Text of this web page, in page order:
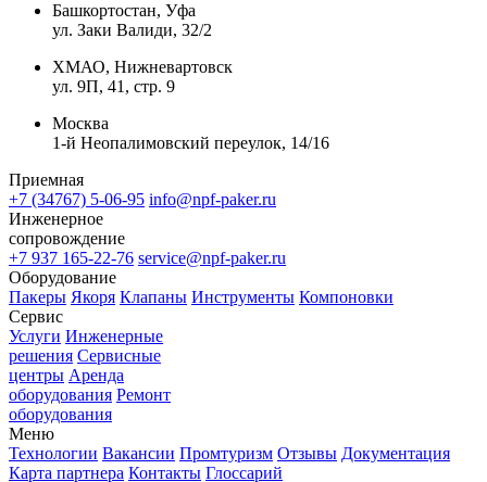
Башкортостан, Уфа
ул. Заки Валиди, 32/2
ХМАО, Нижневартовск
ул. 9П, 41, стр. 9
Москва
1-й Неопалимовский переулок, 14/16
Приемная
+7 (34767) 5-06-95 info@npf-paker.ru
Инженерное
сопровождение
+7 937 165-22-76 service@npf-paker.ru
Оборудование
Пакеры Якоря Клапаны Инструменты Компоновки
Сервис
Услуги Инженерные
решения Сервисные
центры Аренда
оборудования Ремонт
оборудования
Меню
Технологии Вакансии Промтуризм Отзывы Документация
Карта партнера Контакты Глоссарий